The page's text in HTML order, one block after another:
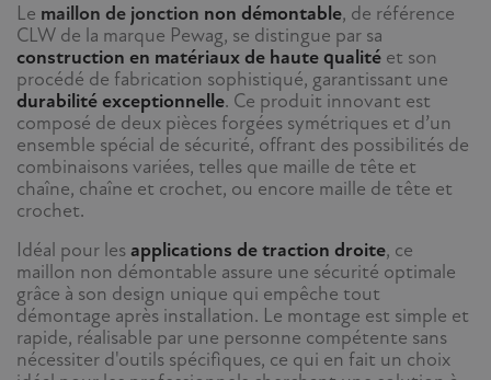
Le maillon de jonction non démontable, de référence
CLW de la marque Pewag, se distingue par sa
construction en matériaux de haute qualité et son
procédé de fabrication sophistiqué, garantissant une
durabilité exceptionnelle. Ce produit innovant est
composé de deux pièces forgées symétriques et d’un
ensemble spécial de sécurité, offrant des possibilités de
combinaisons variées, telles que maille de tête et
chaîne, chaîne et crochet, ou encore maille de tête et
crochet.
Idéal pour lesapplications de traction droite, ce
maillon non démontable assure une sécurité optimale
grâce à son design unique qui empêche tout
démontage après installation. Le montage est simple et
rapide, réalisable par une personne compétente sans
nécessiter d'outils spécifiques, ce qui en fait un choix